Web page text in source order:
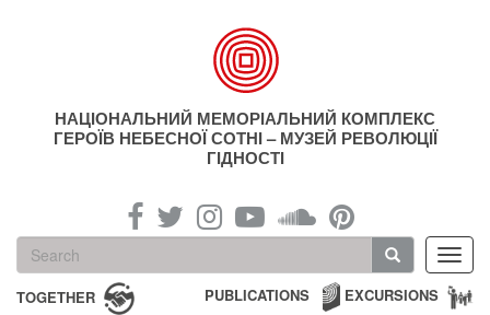
НАЦІОНАЛЬНИЙ МЕМОРІАЛЬНИЙ КОМПЛЕКС
ГЕРОЇВ НЕБЕСНОЇ СОТНІ – МУЗЕЙ РЕВОЛЮЦІЇ
ГІДНОСТІ
Search
form
Search
TOGETHER EXCURSIONS
PUBLICATIONS